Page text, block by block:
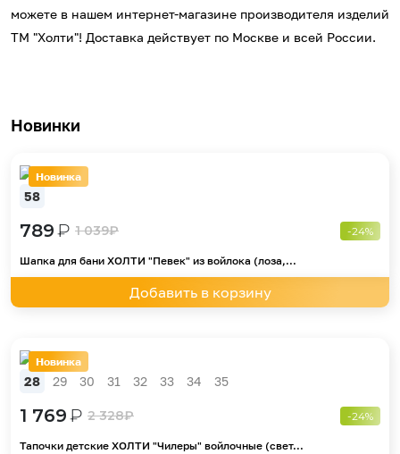
можете в нашем интернет-магазине производителя изделий
ТМ "Холти"! Доставка действует по Москве и всей России.
Новинки
Новинка
58
789₽ 1 039₽ -24%
Шапка для бани ХОЛТИ "Певек" из войлока (лоза,...
Добавить в корзину
Новинка
28 29 30 31 32 33 34 35
1 769₽ 2 328₽ -24%
Тапочки детские ХОЛТИ "Чилеры" войлочные (свет...